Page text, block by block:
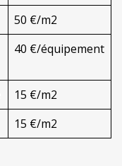
50 €/m2
40 €/équipement
15 €/m2
15 €/m2